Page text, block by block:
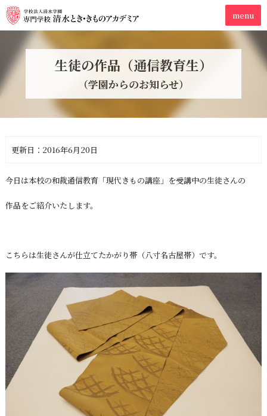
生徒の作品（通信教育生）
（学園からのお知らせ）
更新日：2016年6月20日
今日は本校の和裁通信教育「現代きもの講座」を受講中の生徒さんの
作品をご紹介いたします。
こちらは生徒さんが仕立てたかがり帯（八寸名古屋帯）です。